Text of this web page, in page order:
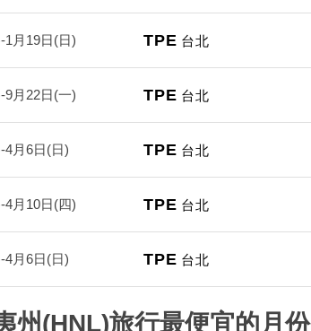
TPE 台北
1月19日(日)
TPE 台北
9月22日(一)
TPE 台北
4月6日(日)
TPE 台北
4月10日(四)
TPE 台北
4月6日(日)
州(HNL)旅行最便宜的月份